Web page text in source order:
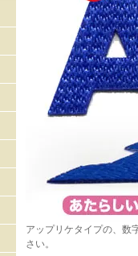
アップリケタイプの、数
さい。